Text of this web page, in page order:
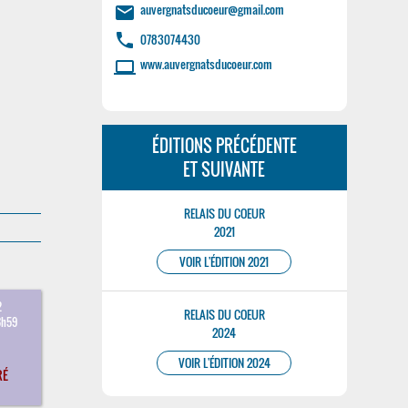
email auvergnatsducoeur@gmail.com
phone 0783074430
laptop www.auvergnatsducoeur.com
ÉDITIONS PRÉCÉDENTE
ET SUIVANTE
RELAIS DU COEUR
2021
VOIR L'ÉDITION 2021
RELAIS DU COEUR
2024
VOIR L'ÉDITION 2024